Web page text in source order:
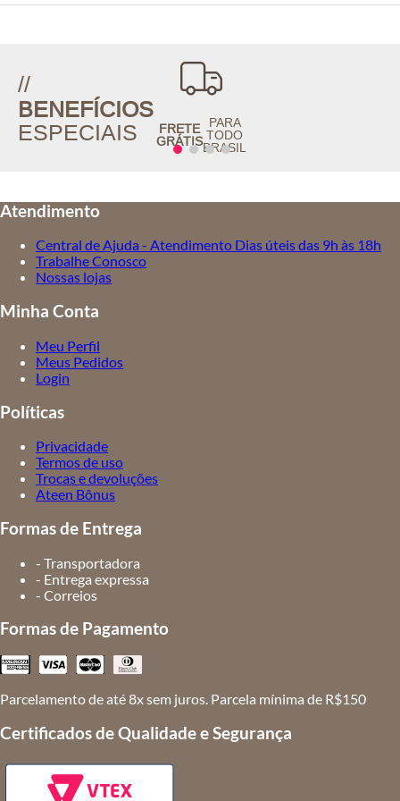
//
BENEFÍCIOS
ESPECIAIS
FRETE
GRÁTIS
PARA
TODO
BRASIL
Atendimento
Central de Ajuda - Atendimento Dias úteis das 9h às 18h
Trabalhe Conosco
Nossas lojas
Minha Conta
Meu Perfil
Meus Pedidos
Login
Políticas
Privacidade
Termos de uso
Trocas e devoluções
Ateen Bônus
Formas de Entrega
- Transportadora
- Entrega expressa
- Correios
Formas de Pagamento
Parcelamento de até 8x sem juros. Parcela mínima de R$150
Certificados de Qualidade e Segurança